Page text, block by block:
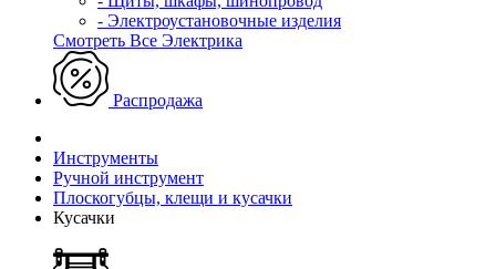
- Электроустановочные изделия
Смотреть Все Электрика
Распродажа
Инструменты
Ручной инструмент
Плоскогубцы, клещи и кусачки
Кусачки